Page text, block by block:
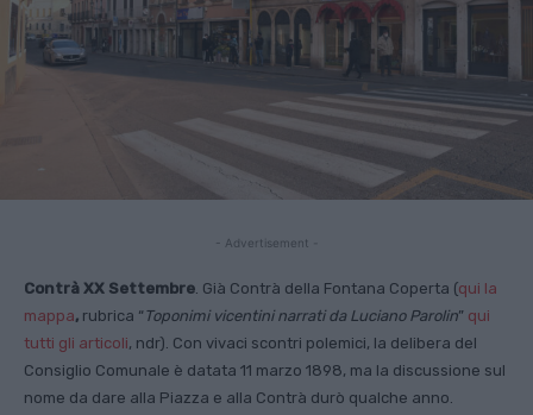
- Advertisement -
Contrà XX Settembre. Già Contrà della Fontana Coperta (qui la
mappa, rubrica “Toponimi vicentini narrati da Luciano Parolin” qui
tutti gli articoli, ndr). Con vivaci scontri polemici, la delibera del
Consiglio Comunale è datata 11 marzo 1898, ma la discussione sul
nome da dare alla Piazza e alla Contrà durò qualche anno.